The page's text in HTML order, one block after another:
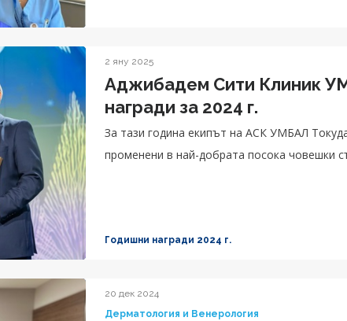
2 яну 2025
Аджибадем Сити Клиник
награди за 2024 г.
За тази година екипът на АСК УМБАЛ
променени в най-добрата посока човешки
Годишни награди 2024 г.
20 дек 2024
Дерматология и Венерология